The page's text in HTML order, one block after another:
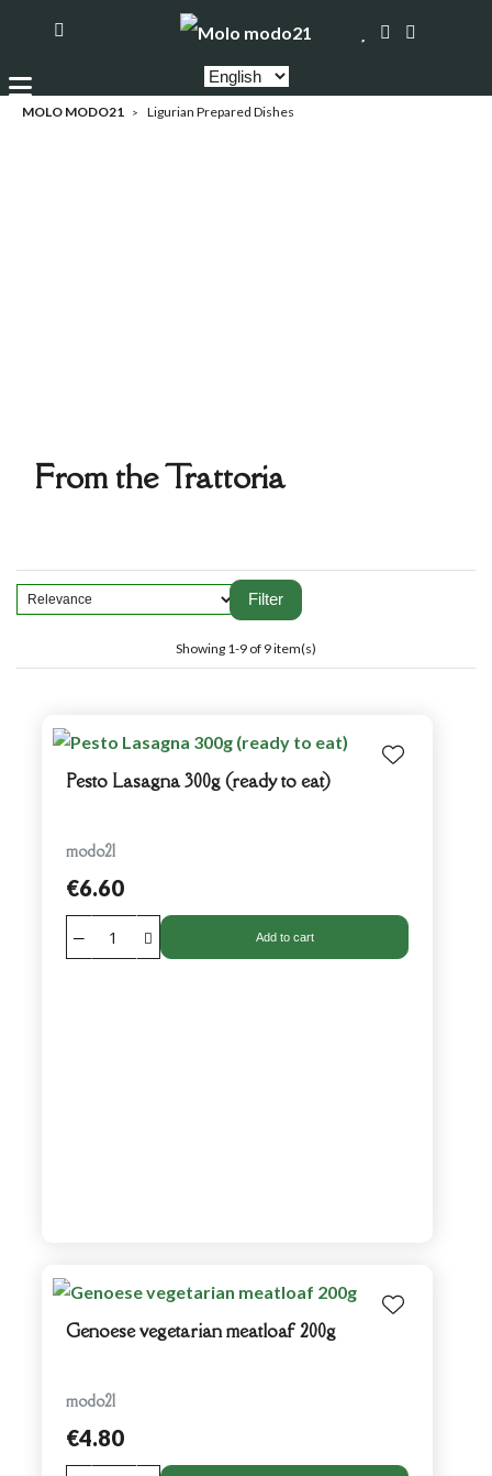
MOLO MODO21 Ligurian Prepared Dishes
From the Trattoria
Filter
Showing 1-9 of 9 item(s)
Pesto Lasagna 300g (ready to eat)
modo21
€6.60
Add to cart
Genoese vegetarian meatloaf 200g
modo21
€4.80